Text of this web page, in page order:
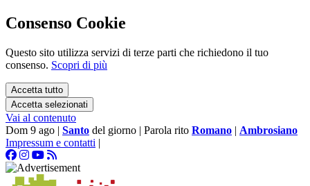
Consenso Cookie
Questo sito utilizza servizi di terze parti che richiedono il tuo
consenso. Scopri di più
Accetta tutto
Accetta selezionati
Vai al contenuto
Dom 9 ago | Santo del giorno | Parola rito Romano | Ambrosiano
Impressum e contatti |